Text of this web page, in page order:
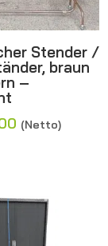
Stender /
braun
–
(Netto)